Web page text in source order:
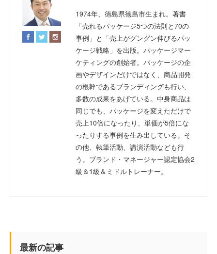
1974年、徳島県徳島市生まれ。著書
「売れるパッケージ5つの法則と70の
事例」と「売上がグングン伸びるパッ
ケージ戦略」を出版。パッケージマー
ケティングの創始者。パッケージの企
画やデザインだけではなく、商品開発
の根幹であるブランディングも行い、
多数の成果をあげている。中身商品は
同じでも、パッケージを変えただけで
売上10倍になったり、単価が5倍にな
ったりする事例を生み出している。そ
の他、執筆活動、講演活動なども行
う。ブランド・マネージャー認定協会2
級＆1級＆ミドルトレーナー。
最新の記事